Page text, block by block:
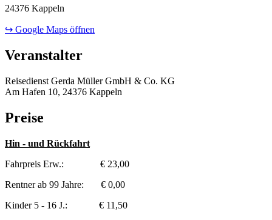
24376 Kappeln
↪ Google Maps öffnen
Veranstalter
Reisedienst Gerda Müller GmbH & Co. KG
Am Hafen 10, 24376 Kappeln
Preise
Hin - und Rückfahrt
Fahrpreis Erw.: € 23,00
Rentner ab 99 Jahre: € 0,00
Kinder 5 - 16 J.: € 11,50